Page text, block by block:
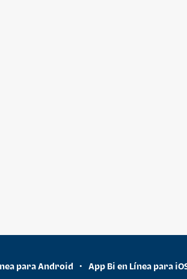
para Android • App Bi en Línea para